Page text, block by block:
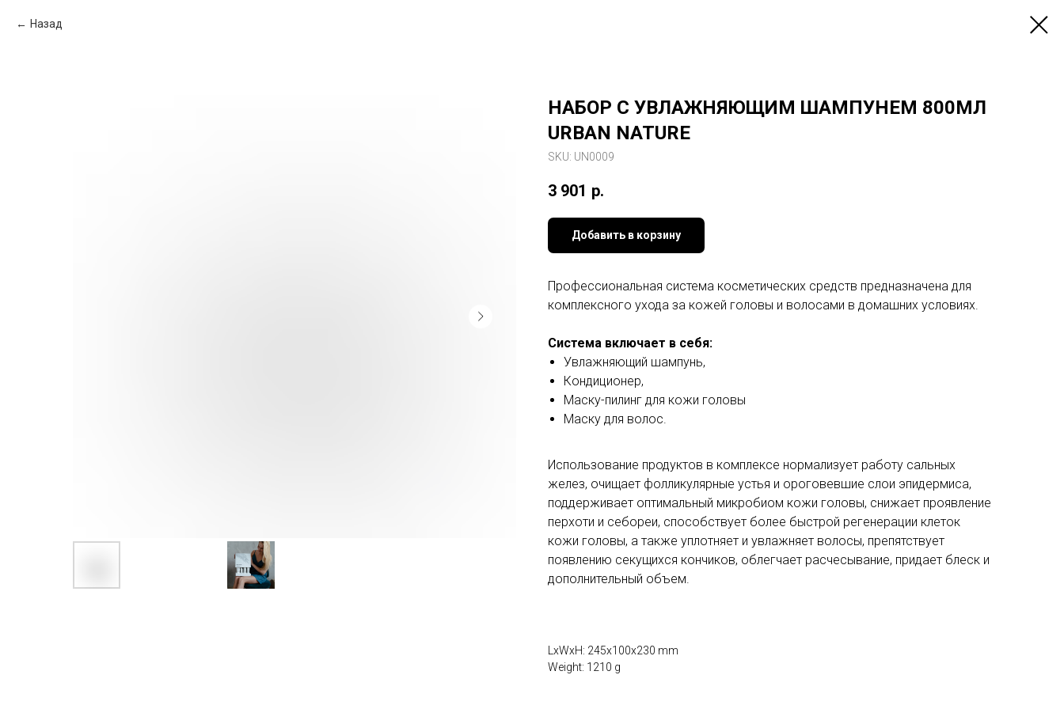
Назад
НАБОР С УВЛАЖНЯЮЩИМ ШАМПУНЕМ 800МЛ
URBAN NATURE
SKU: UN0009
3 901 р.
Добавить в корзину
Профессиональная система косметических средств предназначена для
комплексного ухода за кожей головы и волосами в домашних условиях.
Система включает в себя:
Увлажняющий шампунь,
Кондиционер,
Маску-пилинг для кожи головы
Маску для волос.
Использование продуктов в комплексе нормализует работу сальных
желез, очищает фолликулярные устья и ороговевшие слои эпидермиса,
поддерживает оптимальный микробиом кожи головы, снижает проявление
перхоти и себореи, способствует более быстрой регенерации клеток
кожи головы, а также уплотняет и увлажняет волосы, препятствует
появлению секущихся кончиков, облегчает расчесывание, придает блеск и
дополнительный объем.
LxWxH: 245x100x230 mm
Weight: 1210 g